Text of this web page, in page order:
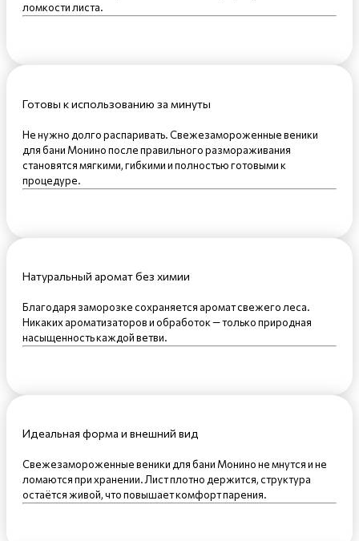
ломкости листа.
Готовы к использованию за минуты
Не нужно долго распаривать. Свежезамороженные веники
для бани Монино после правильного размораживания
становятся мягкими, гибкими и полностью готовыми к
процедуре.
Натуральный аромат без химии
Благодаря заморозке сохраняется аромат свежего леса.
Никаких ароматизаторов и обработок — только природная
насыщенность каждой ветви.
Идеальная форма и внешний вид
Свежезамороженные веники для бани Монино не мнутся и не
ломаются при хранении. Лист плотно держится, структура
остаётся живой, что повышает комфорт парения.